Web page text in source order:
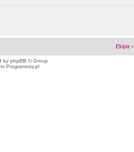
Ekipa •
by phpBB © Group
Programosy.pl